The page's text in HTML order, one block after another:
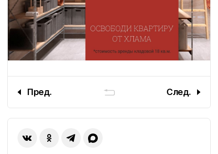
г. Краснодар
Головной офис
ПОКАЗАТЬ КОНТАКТЫ
г. Майкоп
г. Кропоткин
Пред. След.